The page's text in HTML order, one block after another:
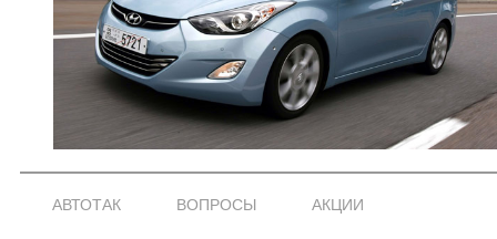
АВТОТАК ВОПРОСЫ АКЦИИ